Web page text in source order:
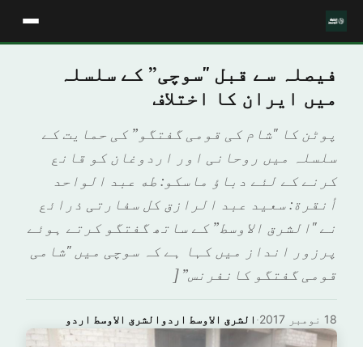
فیصلہ سے قبل "سوچی” کے سلسلہ
میں ایران کا اختلاف
پوٹن کا "شام کی قومی گفتگو” کی حمایت کے
سلسلہ میں روحانی اور اردوغان کو قانع
کرنے کے لئے دباؤ ماسکو: طه عبد الواحد
أنقرة: سعيد عبد الرازق کل سفارتی ذرائع
نے "الشرق الاوسط” کے ساتھ گفتگو کرتے ہوئے
پرزور انداز میں کہا ہے کہ سوچی میں "شامی
قومی گفتگو کانفرنس” [
الشرق الاوسط اردوالشرق الاوسط اردو · 18 نومبر 2017